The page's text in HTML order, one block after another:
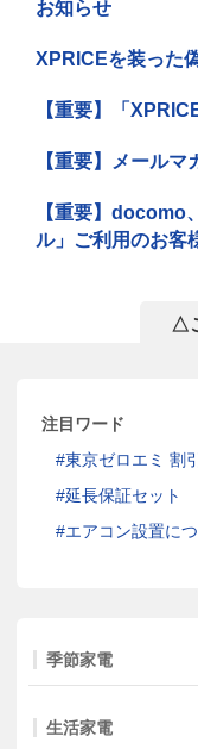
お知らせ
XPRICEを装った
【重要】「
【重要】メール
【重要】docomo
ル」ご利用のお客
△
注目ワード
東京ゼロエミ 割引
延長保証セット
エアコン設置に
季節家電
生活家電